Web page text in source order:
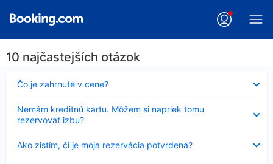
10 najčastejších otázok
Čo je zahrnuté v cene?
Nezobrazuje
sa
Nemám kreditnú kartu. Môžem si napriek tomu
rezervovať izbu?
sa
Ako zistím, či je moja rezervácia potvrdená?
sa